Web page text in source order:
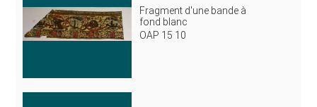
Fragment d'une bande à
fond blanc
OAP 15 10